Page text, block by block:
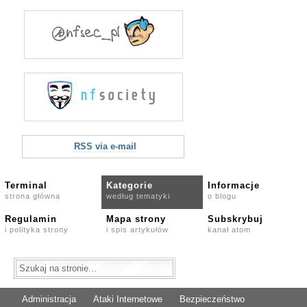
RSS via e-mail
Terminal
strona główna
Kategorie
według tematyki
Informacje
o blogu
Regulamin
i polityka strony
Mapa strony
i spis artykułów
Subskrybuj
kanał atom
Administracja Ataki Internetowe
Bezpieczeństwo